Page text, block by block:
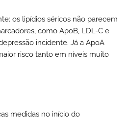
os lipídios séricos não parecem
como ApoB, LDL-C e
incidente. Já a ApoA
risco tanto em níveis muito
medidas no início do